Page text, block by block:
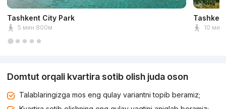
Tashkent City Park
5 мин 800м 10 мин
Domtut orqali kvartira sotib olish juda oson
Talablaringizga mos eng qulay variantni topib beramiz;